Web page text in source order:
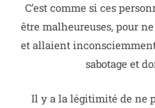
C’est comme si ces
être malheureuses, pour
et allaient
sabotage et
Il y a la légitimité de ne